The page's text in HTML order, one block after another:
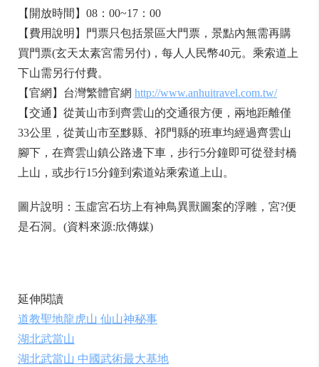
【開放時間】08：00~17：00
【費用說明】門票只包括景區大門票，景點內無需再購
買門票(玄天太素宮需另付)，每人人民幣40元。乘索道上
下山需另行付費。
【官網】台灣繁體官網 http://www.anhuitravel.com.tw/
【交通】從黃山市到齊雲山的交通很方便，兩地距離僅
33公里，從黃山市至黟縣、祁門縣的班車均經過齊雲山
腳下，在齊雲山鎮公路邊下車，步行5分鐘即可從登封橋
上山，或步行15分鐘到索道站乘索道上山。
圖片說明：玉虛宮石坊上有神鳥異獸圖案的浮雕，宮?便
是石洞。(資料來源:欣傳媒)
延伸閱讀
道教聖地龍虎山 仙山神秘事
湖北武當山
湖北武當山 中國武術最大基地